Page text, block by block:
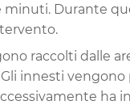
minuti. Durante
raccolti dalle
innesti
ha